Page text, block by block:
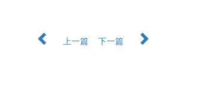
上一篇
下一篇